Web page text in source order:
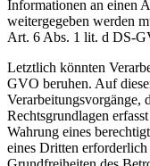
Informationen an einen
weitergegeben werden
Art. 6 Abs. 1 lit. d DS-
Letztlich könnten
GVO beruhen. Auf
Verarbeitungsvorgänge,
Rechtsgrundlagen
Wahrung eines
eines Dritten